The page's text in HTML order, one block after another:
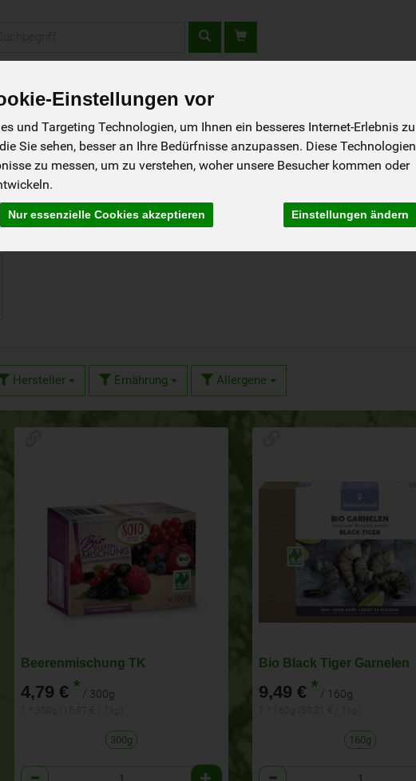
Einstellungen vor
und Targeting Technologien, um Ihnen ein besseres Internet-Erlebnis zu
Sie sehen, besser an Ihre Bedürfnisse anzupassen. Diese Technologien
zu messen, um zu verstehen, woher unsere Besucher kommen oder
Nur essenzielle Cookies akzeptieren Einstellungen ändern
Rezepte Wir über uns Aus der Region
27 von 1241
Hersteller Ernährung Allergene
Beerenmischung TK
4,79 € * / 300g
300g
Anzahl
Bio Black Tiger Garnelen
9,49 € * / 160g
160g
Anzahl